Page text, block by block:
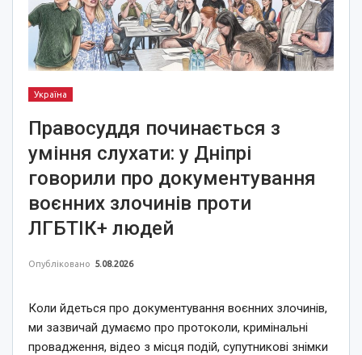
Україна
Правосуддя починається з
уміння слухати: у Дніпрі
говорили про документування
воєнних злочинів проти
ЛГБТІК+ людей
Опубліковано 5.08.2026
Коли йдеться про документування воєнних злочинів,
ми зазвичай думаємо про протоколи, кримінальні
провадження, відео з місця подій, супутникові знімки